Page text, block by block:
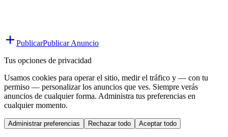
PublicarPublicar Anuncio
Tus opciones de privacidad
Usamos cookies para operar el sitio, medir el tráfico y — con tu
permiso — personalizar los anuncios que ves. Siempre verás
anuncios de cualquier forma. Administra tus preferencias en
cualquier momento.
Administrar preferencias Rechazar todo Aceptar todo